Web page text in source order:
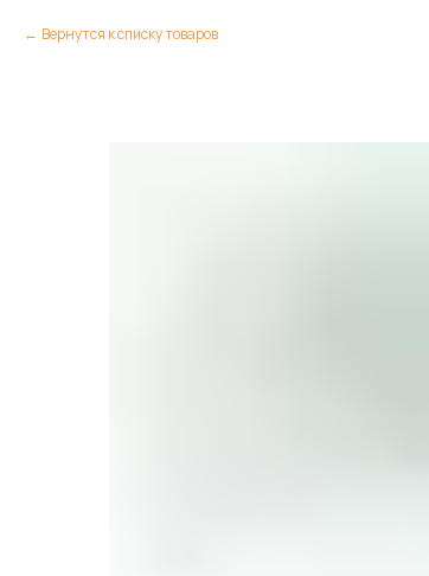
Вернутся к списку товаров